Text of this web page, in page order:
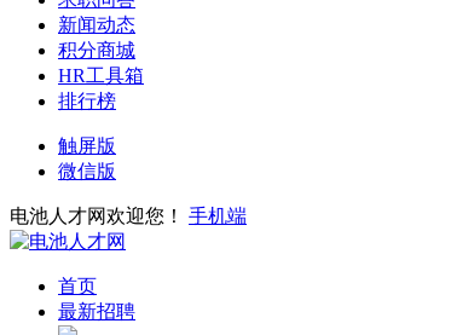
新闻动态
积分商城
HR工具箱
排行榜
触屏版
微信版
电池人才网欢迎您！ 手机端
首页
最新招聘